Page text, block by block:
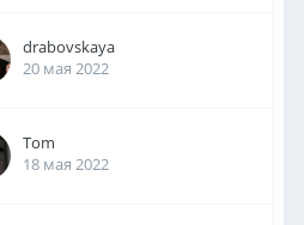
drabovskaya
20 мая 2022
Tom
18 мая 2022